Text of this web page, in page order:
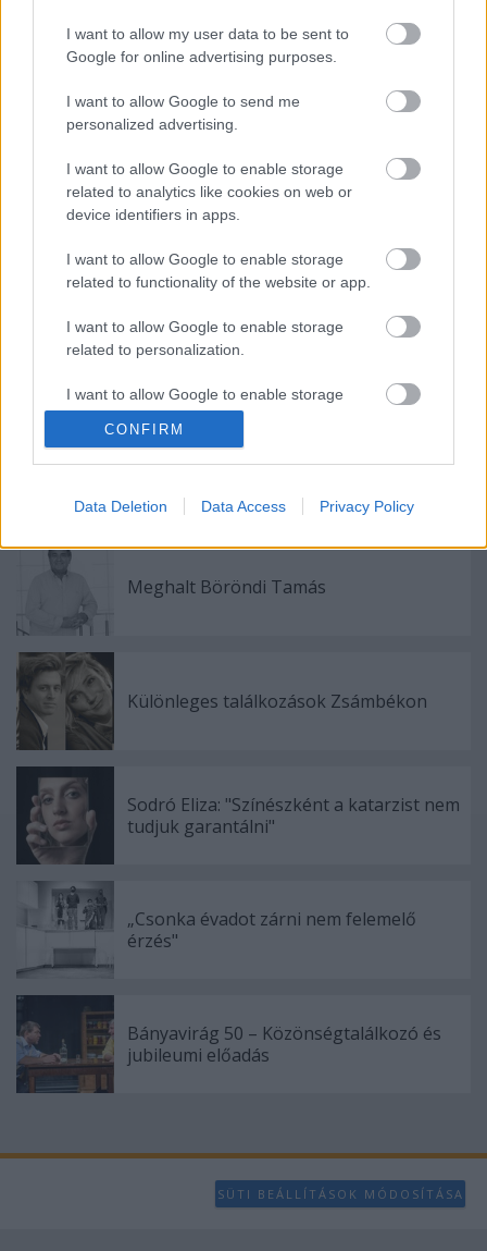
I want to allow my user data to be sent to
Google for online advertising purposes.
I want to allow Google to send me
personalized advertising.
I want to allow Google to enable storage
related to analytics like cookies on web or
device identifiers in apps.
I want to allow Google to enable storage
related to functionality of the website or app.
I want to allow Google to enable storage
related to personalization.
I want to allow Google to enable storage
related to security, including authentication
functionality and fraud prevention, and other
user protection.
CONFIRM
Data Deletion Data Access Privacy Policy
A zenés színmű producere
Mia fölött is bábáskodott.
A Viva Forevert a londoniPiccadilly Színház
premiert december 11-ére tűzték ki
Ajánlott bejegyzések:
Meghalt Böröndi Tamás
Különleges találkozások Zsámbékon
Sodró Eliza: "Színészként a katarzist nem
tudjuk garantálni"
„Csonka évadot zárni nem felemelő
érzés"
Bányavirág 50 – Közönségtalálkozó és
jubileumi előadás
SÜTI BEÁLLÍTÁSOK MÓDOSÍTÁSA